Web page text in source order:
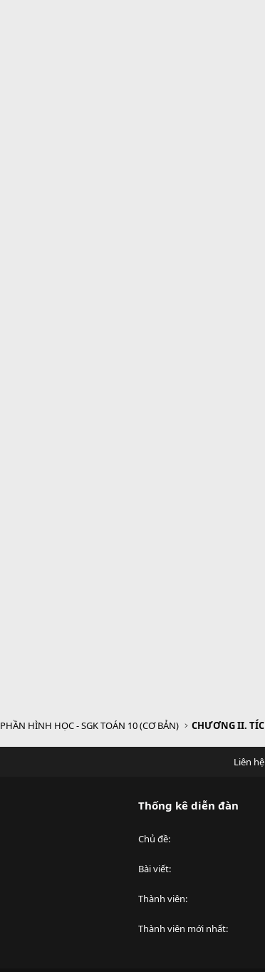
PHẦN HÌNH HỌC - SGK TOÁN 10 (CƠ BẢN)
Liên hệ
Thống kê diễn đàn
Chủ đề
Bài viết
Thành viên
Thành viên mới nhất